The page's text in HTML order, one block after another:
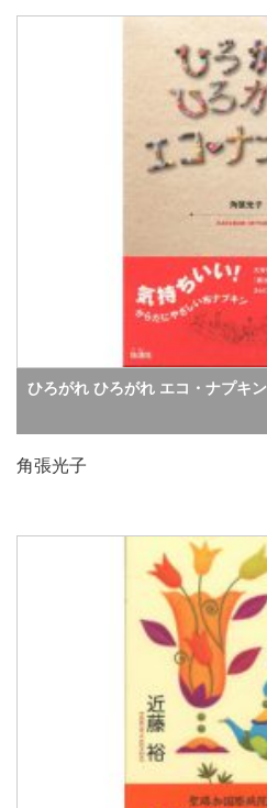
ひろがれ ひろがれ エコ・ナプキン
角張光子